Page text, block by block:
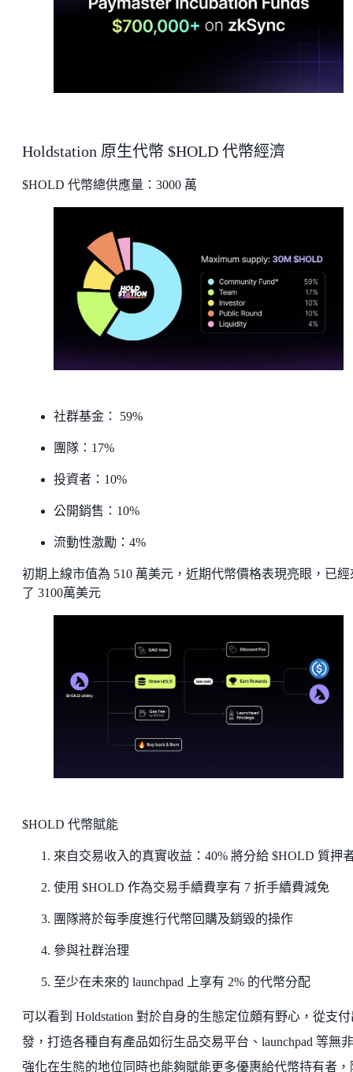
Holdstation 原生代幣 $HOLD 代幣經濟
$HOLD 代幣總供應量：3000 萬
社群基金： 59%
團隊：17%
投資者：10%
公開銷售：10%
流動性激勵：4%
初期上線市值為 510 萬美元，近期代幣價格表現亮眼，已經
了 3100萬美元
$HOLD 代幣賦能
來自交易收入的真實收益：40% 將分給 $HOLD 質押
使用 $HOLD 作為交易手續費享有 7 折手續費減免
團隊將於每季度進行代幣回購及銷毀的操作
參與社群治理
至少在未來的 launchpad 上享有 2% 的代幣分配
可以看到 Holdstation 對於自身的生態定位頗有野心，從支
發，打造各種自有產品如衍生品交易平台、launchpad 等無
強化在生態的地位同時也能夠賦能更多優惠給代幣持有者，